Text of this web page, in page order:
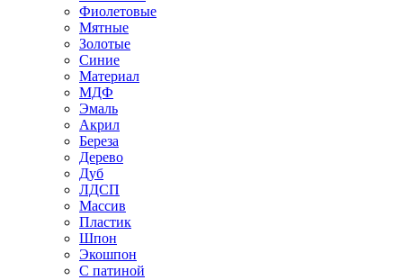
Фиолетовые
Мятные
Золотые
Синие
Материал
МДФ
Эмаль
Акрил
Береза
Дерево
Дуб
ЛДСП
Массив
Пластик
Шпон
Экошпон
С патиной